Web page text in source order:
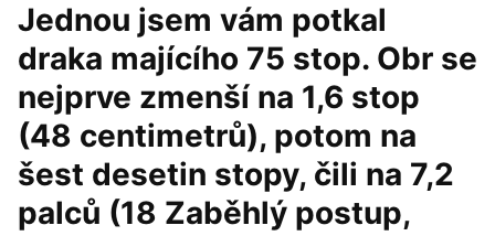
Jednou jsem vám potkal
draka majícího 75 stop. Obr se
nejprve zmenší na 1,6 stop
(48 centimetrů), potom na
šest desetin stopy, čili na 7,2
palců (18 Zaběhlý postup,